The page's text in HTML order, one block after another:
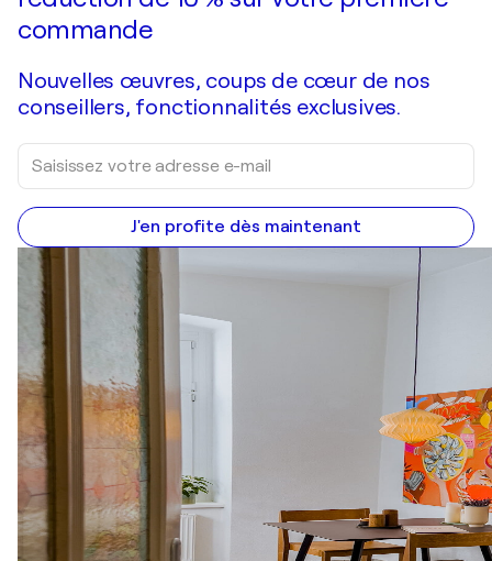
commande
Nouvelles œuvres, coups de cœur de nos
conseillers, fonctionnalités exclusives.
J'en profite dès maintenant